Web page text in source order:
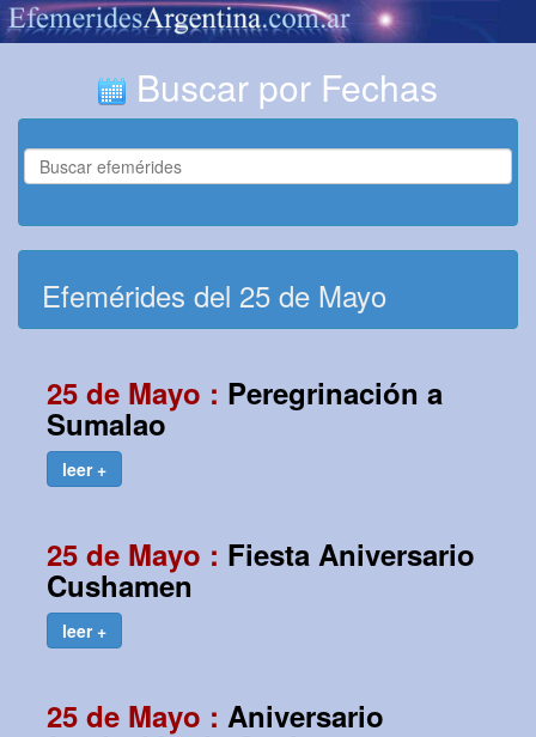
Buscar por Fechas
Efemérides del 25 de Mayo
25 de Mayo : Peregrinación a
Sumalao
leer +
25 de Mayo : Fiesta Aniversario
Cushamen
leer +
25 de Mayo : Aniversario